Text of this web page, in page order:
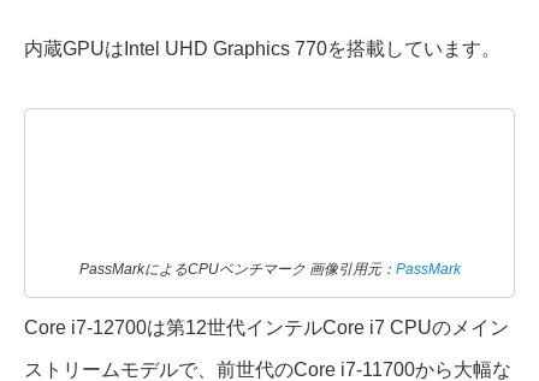
内蔵GPUはIntel UHD Graphics 770を搭載しています。
PassMarkによるCPUベンチマーク 画像引用元： PassMark
Core i7-12700は第12世代インテルCore i7 CPUのメイン
ストリームモデルで、前世代のCore i7-11700から大幅な